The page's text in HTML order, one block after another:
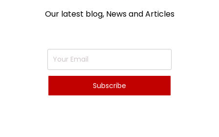
Our latest blog, News and Articles